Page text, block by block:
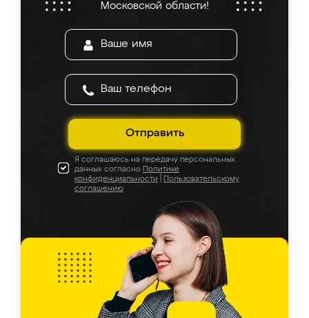
Московской области!
Отправить
Я соглашаюсь на передачу персональных
данных согласно Политике
конфиденциальности
Пользовательскому
соглашению